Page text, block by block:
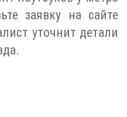
заявку на сайте
уточнит детали